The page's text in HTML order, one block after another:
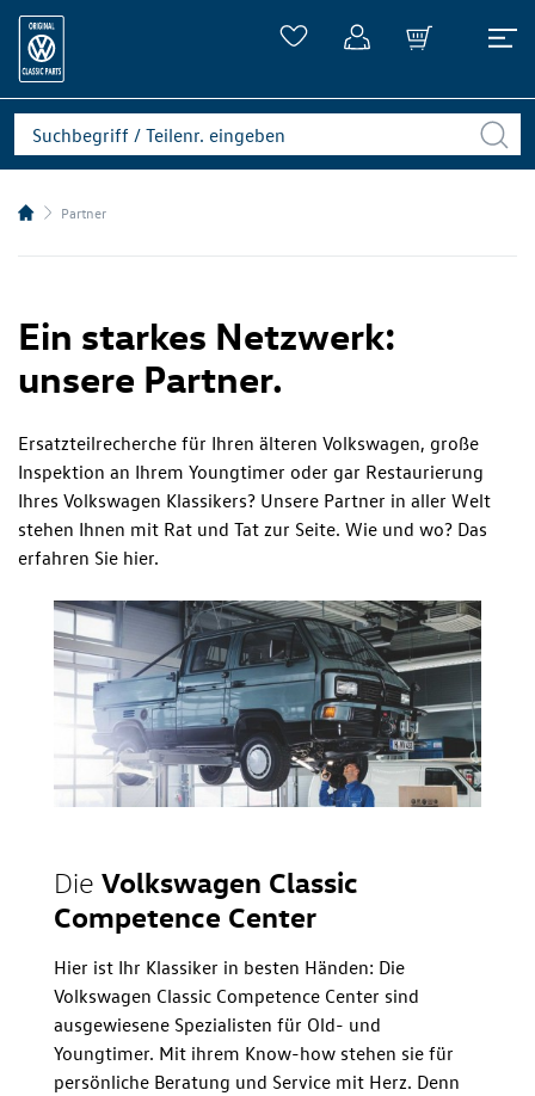
Partner
Ein starkes Netzwerk:
unsere Partner.
Ersatzteilrecherche für Ihren älteren Volkswagen, große
Inspektion an Ihrem Youngtimer oder gar Restaurierung
Ihres Volkswagen Klassikers? Unsere Partner in aller Welt
stehen Ihnen mit Rat und Tat zur Seite. Wie und wo? Das
erfahren Sie hier.
Die Volkswagen Classic
Competence Center
Hier ist Ihr Klassiker in besten Händen: Die
Volkswagen Classic Competence Center sind
ausgewiesene Spezialisten für Old- und
Youngtimer. Mit ihrem Know-how stehen sie für
persönliche Beratung und Service mit Herz. Denn